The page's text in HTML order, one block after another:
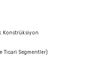
Konstrüksiyon
Ticari Segmentler)